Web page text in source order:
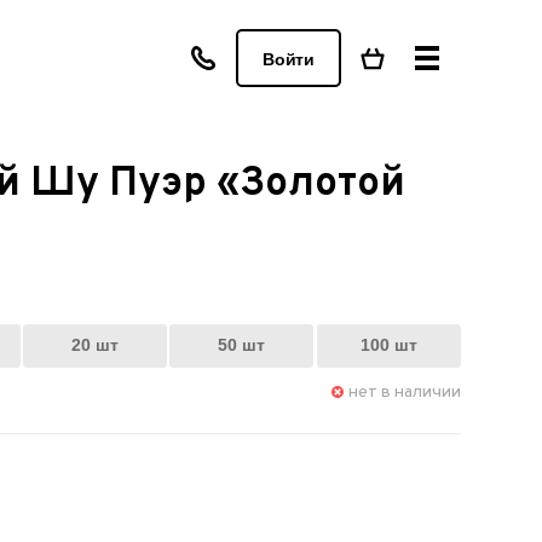
Войти
Шу Пуэр «Золотой
20 шт 50 шт 100 шт
нет в наличии